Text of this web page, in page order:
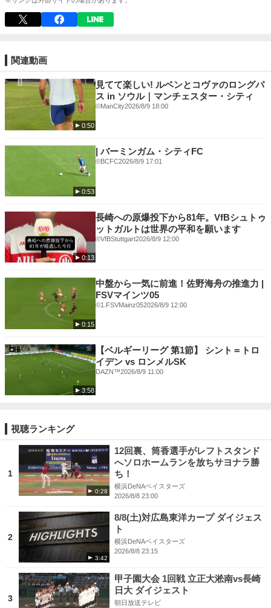
関連動画
0:50
見てて楽しい! ルベンとコヴァのロングパ
ス in ソウル｜マンチェスター・シティ
©ManCity2026/8/9 18:00
0:53
| バーミンガム・シティFC
©BCFC2026/8/9 17:01
0:13
長崎への原爆投下から81年。VfBシュトゥ
ットガルトは世界の平和を願います
©VfBStuttgart2026/8/9 12:00
0:15
中盤から一気に前進！佐野海舟の推進力 |
FSVマインツ05
©1.FSVMainz052026/8/9 12:00
3:58
【ベルギーリーグ 第1節】 シント＝トロ
イデン vs ロンメルSK
DAZN™2026/8/9 11:00
視聴ランキング
1
0:28
12回裏、筒香選手がレフトスタンド
へソロホームランを放ちサヨナラ勝
ち！
横浜DeNAベイスターズ
2026/8/8 23:00
2
3:42
8/8(土)対広島東洋カープ ダイジェス
ト
横浜DeNAベイスターズ
2026/8/8 23:15
3
甲子園大会 1回戦 立正大淞南vs長崎
日大 ダイジェスト
朝日放送テレビ